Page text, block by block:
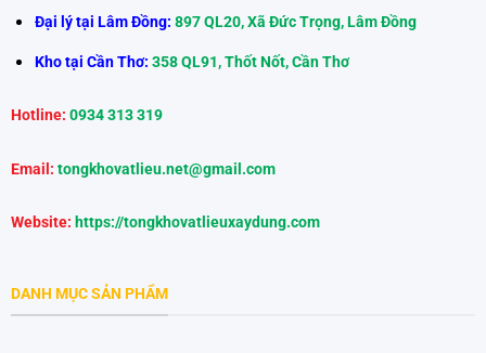
Đại lý tại Lâm Đồng:897 QL20, Xã Đức Trọng, Lâm Đồng
Kho tại Cần Thơ: 358 QL91, Thốt Nốt, Cần Thơ
Hotline: 0934 313 319
Email: tongkhovatlieu.net@gmail.com
Website: https://tongkhovatlieuxaydung.com
DANH MỤC SẢN PHẨM